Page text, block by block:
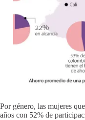
Por género, las mujeres
años con 52% de